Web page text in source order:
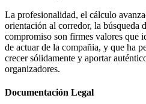
La profesionalidad, el cálculo
orientación al corredor, la búsqueda
compromiso son firmes valores que
de actuar de la compañia, y que ha
crecer sólidamente y aportar
organizadores.
Documentación Legal